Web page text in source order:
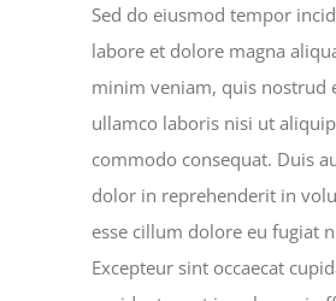
Sed do eiusmod tempor
labore et dolore magna
minim veniam, quis nostrud
ullamco laboris nisi ut
commodo consequat. Duis
dolor in reprehenderit in
esse cillum dolore eu fugiat
Excepteur sint occaecat